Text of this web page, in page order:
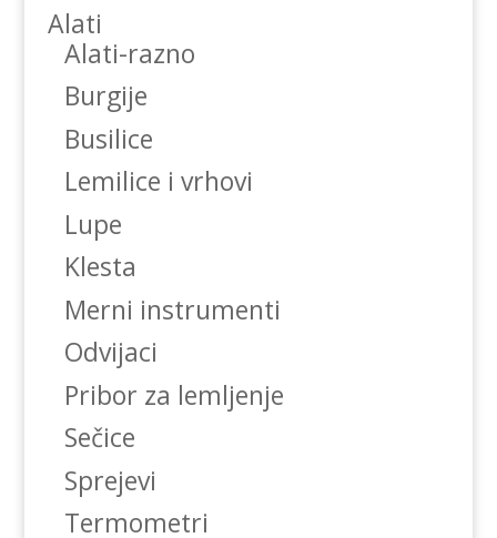
Alati
Alati-razno
Burgije
Busilice
Lemilice i vrhovi
Lupe
Klesta
Merni instrumenti
Odvijaci
Pribor za lemljenje
Sečice
Sprejevi
Termometri